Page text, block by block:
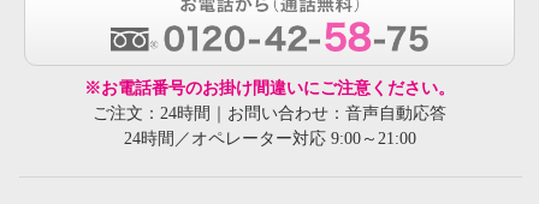
※お電話番号のお掛け間違いにご注意ください。
ご注文：24時間｜お問い合わせ：音声自動応答
24時間／オペレーター対応 9:00～21:00